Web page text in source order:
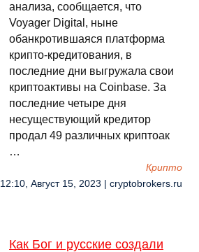
анализа, сообщается, что
Voyager Digital, ныне
обанкротившаяся платформа
крипто-кредитования, в
последние дни выгружала свои
криптоактивы на Coinbase. За
последние четыре дня
несуществующий кредитор
продал 49 различных криптоак
…
Крипто
12:10, Август 15, 2023 | cryptobrokers.ru
Как Бог и русские создали